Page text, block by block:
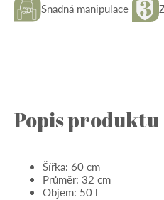
Snadná manipulace
Popis produktu
Šířka: 60 cm
Průměr: 32 cm
Objem: 50 l